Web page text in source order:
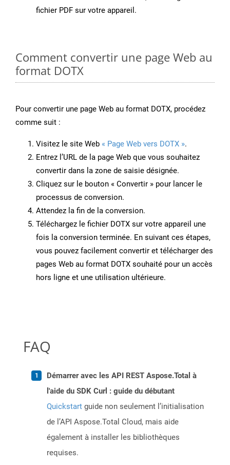
fichier PDF sur votre appareil.
Comment convertir une page Web au
format DOTX
Pour convertir une page Web au format DOTX, procédez
comme suit :
Visitez le site Web « Page Web vers DOTX ».
Entrez l’URL de la page Web que vous souhaitez
convertir dans la zone de saisie désignée.
Cliquez sur le bouton « Convertir » pour lancer le
processus de conversion.
Attendez la fin de la conversion.
Téléchargez le fichier DOTX sur votre appareil une
fois la conversion terminée. En suivant ces étapes,
vous pouvez facilement convertir et télécharger des
pages Web au format DOTX souhaité pour un accès
hors ligne et une utilisation ultérieure.
FAQ
Démarrer avec les API REST Aspose.Total à
l'aide du SDK Curl : guide du débutant
Quickstart guide non seulement l’initialisation
de l’API Aspose.Total Cloud, mais aide
également à installer les bibliothèques
requises.